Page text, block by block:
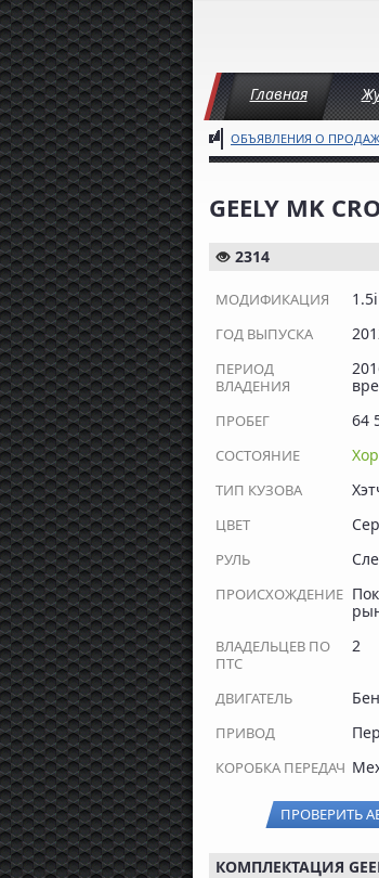
Главная
ОБЪЯВЛЕНИЯ О
GEELY MK
2314
МОДИФИКАЦИЯ
ГОД ВЫПУСКА
ПЕРИОД
ВЛАДЕНИЯ
ПРОБЕГ 64
СОСТОЯНИЕ
ТИП КУЗОВА
ЦВЕТ
РУЛЬ
ПРОИСХОЖДЕНИЕ
ВЛАДЕЛЬЦЕВ ПО
ПТС
2
ДВИГАТЕЛЬ
ПРИВОД
КОРОБКА ПЕРЕДАЧ
ПРОВЕРИТЬ
КОМПЛЕКТАЦИЯ